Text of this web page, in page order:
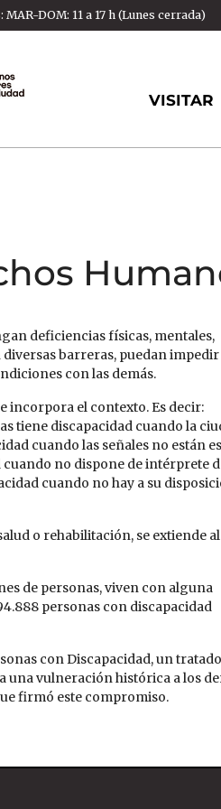
DOM: 11 a 17 h (Lunes cerrada)
VISITAR
deficiencias físicas, mentales,
barreras, puedan impedir
con las demás.
incorpora el contexto. Es decir:
tiene discapacidad cuando la
cuando las señales no están
no dispone de intérprete
cuando no hay a su
o rehabilitación, se extiende
de personas, viven con alguna
personas con discapacidad
con Discapacidad, un tratado
una vulneración histórica a los
firmó este compromiso.